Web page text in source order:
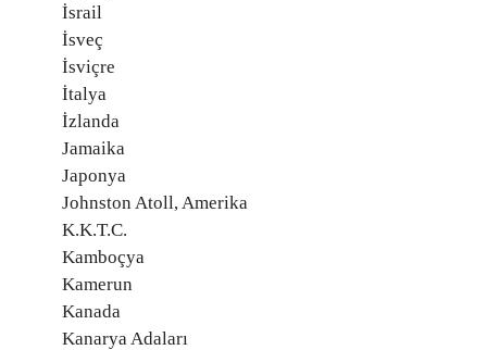
İsrail
İsveç
İsviçre
İtalya
İzlanda
Jamaika
Japonya
Johnston Atoll, Amerika
K.K.T.C.
Kamboçya
Kamerun
Kanada
Kanarya Adaları